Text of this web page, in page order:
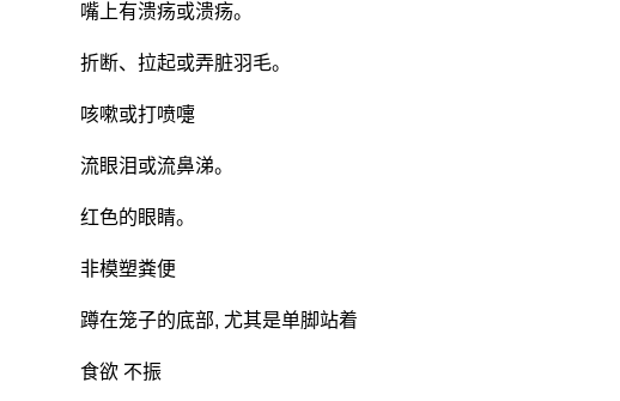
嘴上有溃疡或溃疡。
折断、拉起或弄脏羽毛。
咳嗽或打喷嚏
流眼泪或流鼻涕。
红色的眼睛。
非模塑粪便
蹲在笼子的底部, 尤其是单脚站着
食欲 不振